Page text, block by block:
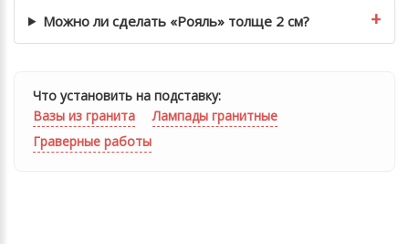
Можно ли сделать «Рояль» толще 2 см?
Что установить на подставку:
Вазы из гранита
Лампады гранитные
Граверные работы